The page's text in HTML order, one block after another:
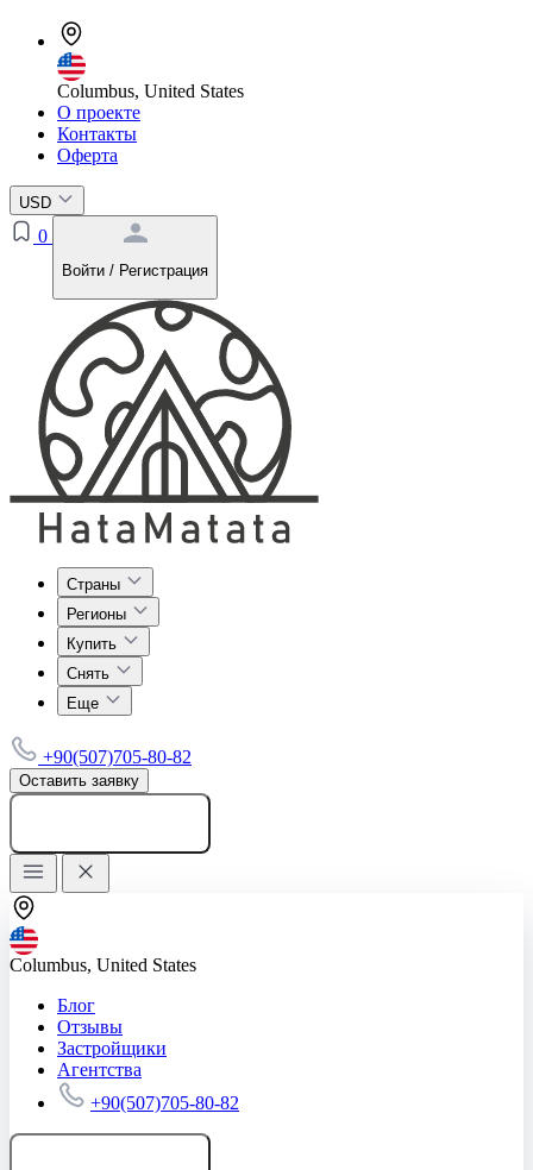
Columbus, United States
О проекте
Контакты
Оферта
USD
0
Войти / Регистрация
Страны
Регионы
Купить
Снять
Еще
+90(507)705-80-82
Оставить заявку
Columbus, United States
Блог
Отзывы
Застройщики
Агентства
+90(507)705-80-82